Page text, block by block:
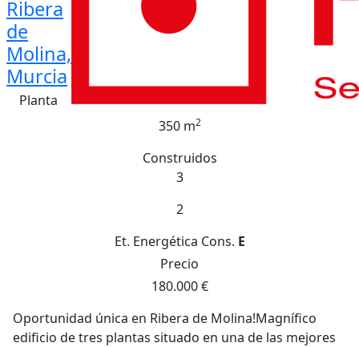
Ribera
de
Molina,
Murcia
Planta
350 m2
Construidos
3
2
Et. Energética Cons. E
Precio
180.000 €
Oportunidad única en Ribera de Molina!Magnífico
edificio de tres plantas situado en una de las mejores